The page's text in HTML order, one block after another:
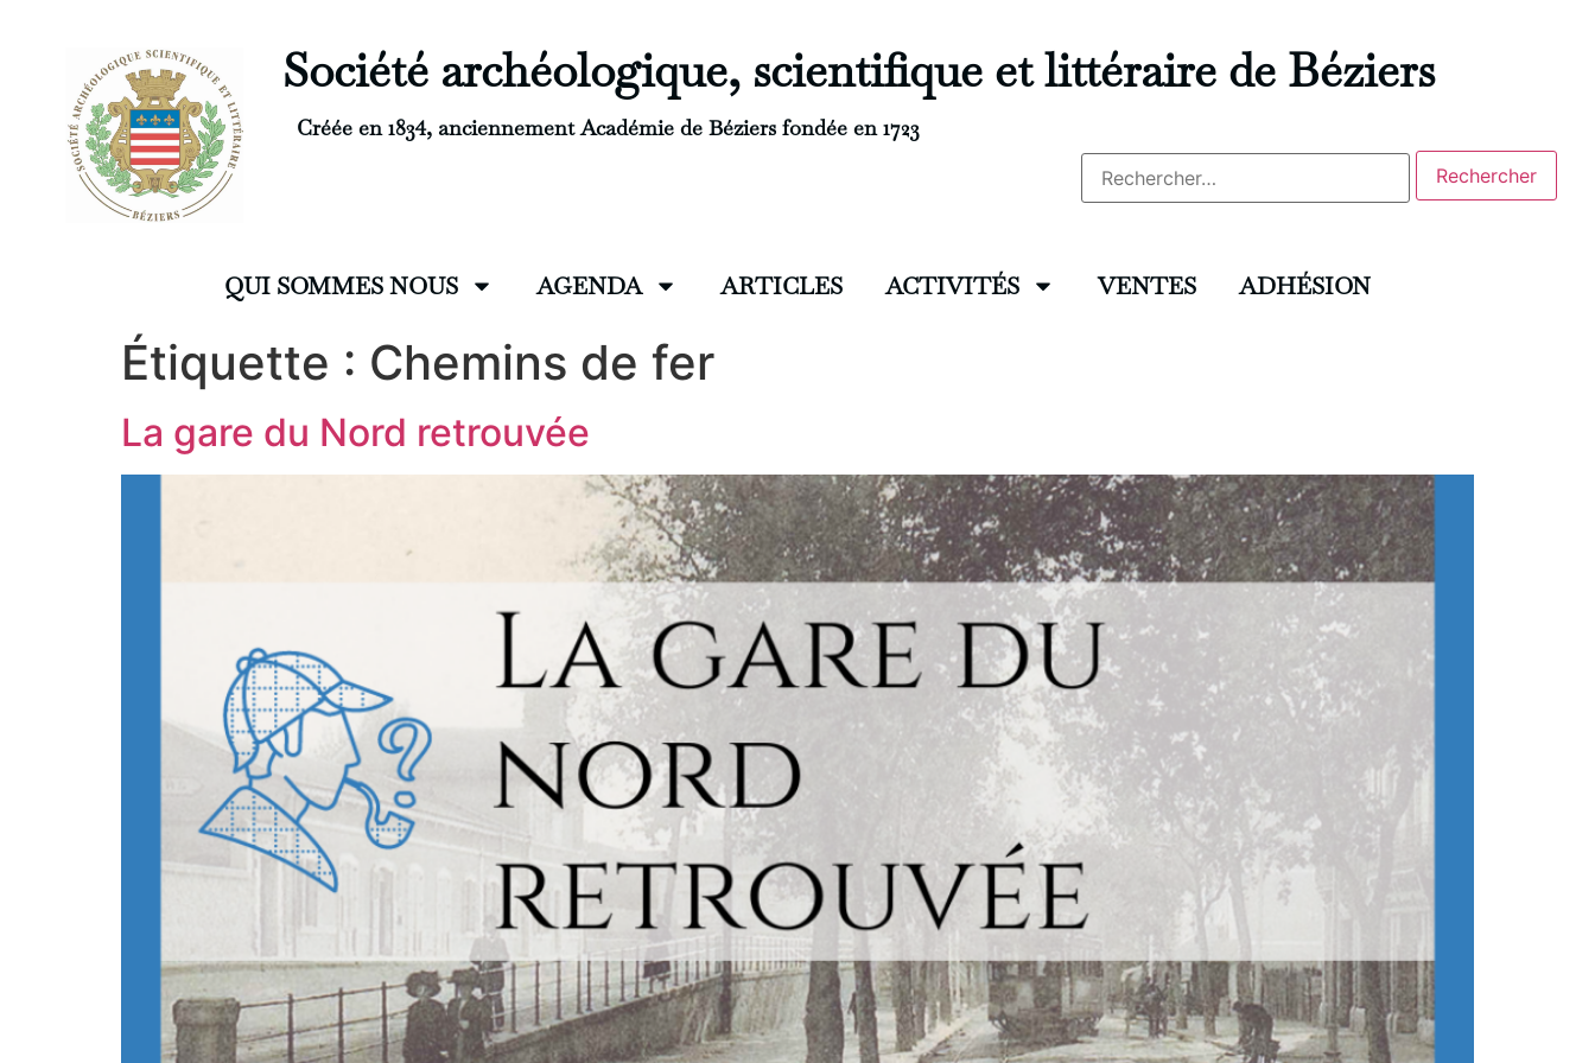
Société archéologique, scientifique et littéraire de Béziers
Créée en 1834, anciennement Académie de Béziers fondée en 1723
QUI SOMMES NOUS AGENDA ARTICLES ACTIVITÉS VENTES ADHÉSION
Étiquette : Chemins de fer
La gare du Nord retrouvée